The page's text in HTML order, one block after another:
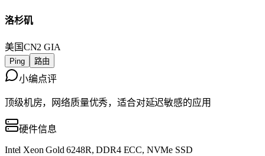
洛杉矶
美国CN2 GIA
Ping 路由
小编点评
顶级机房，网络质量优秀，适合对延迟敏感的应用
硬件信息
Intel Xeon Gold 6248R, DDR4 ECC, NVMe SSD